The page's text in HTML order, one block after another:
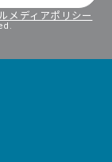
メディアポリシー